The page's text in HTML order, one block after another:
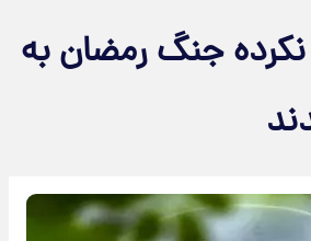
جنگ رمضان به